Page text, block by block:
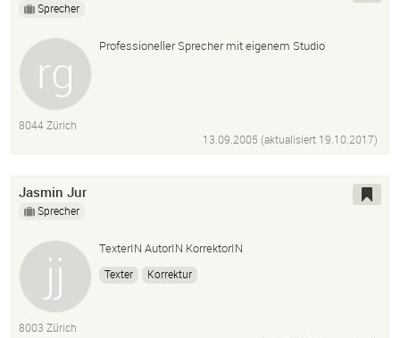
Sprecher
Professioneller Sprecher mit eigenem Studio
8044 Zürich
13.09.2005 (aktualisiert 19.10.2017)
Jasmin Jur
Sprecher
TexterIN AutorIN KorrektorIN
Texter Korrektur
8003 Zürich